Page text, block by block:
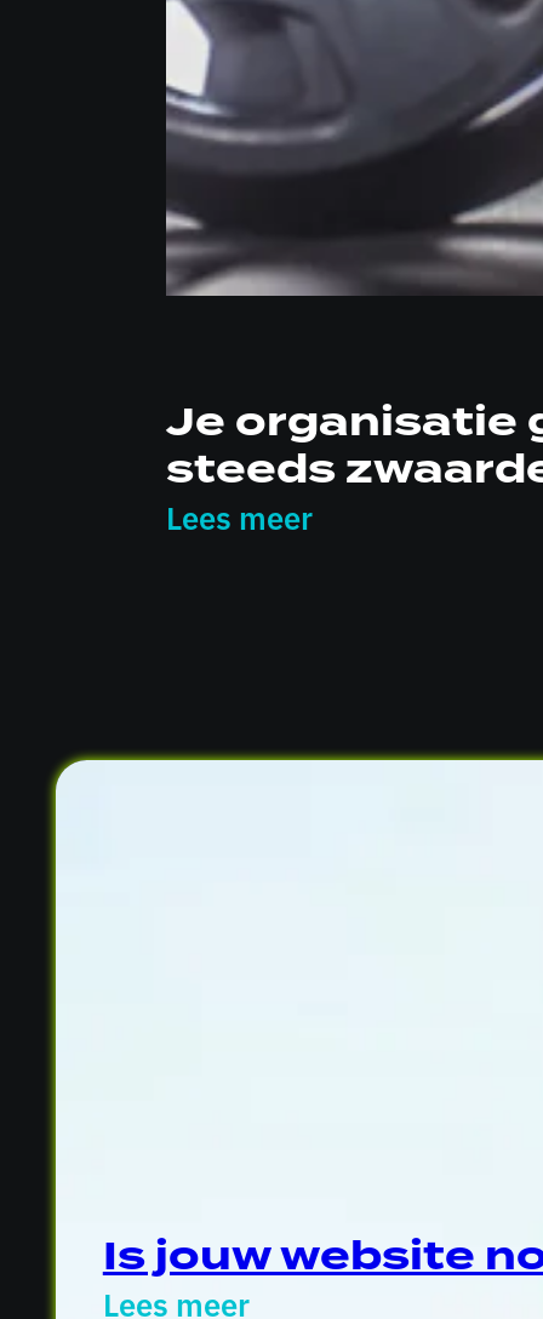
Je organisatie
steeds
Lees meer
Is jouw website
Lees meer